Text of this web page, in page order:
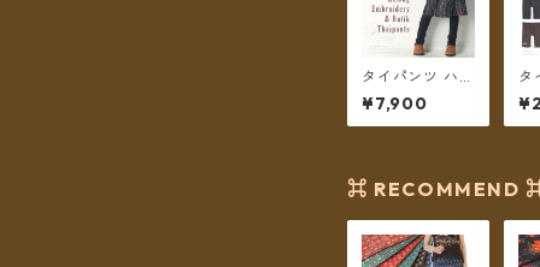
タイパンツ ハー
フ丈 モン族刺繍
ろうけつ染【メ
ール便送料無
¥7,900
タ
ラ
ポ
デ
⌘ RECOMMEND